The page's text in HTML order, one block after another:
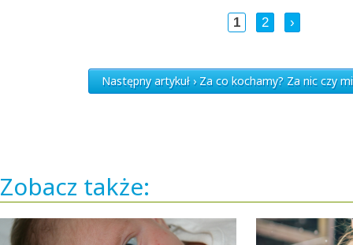
1 2 ›
Następny artykuł › Za co kochamy? Za nic czy
Zobacz także: